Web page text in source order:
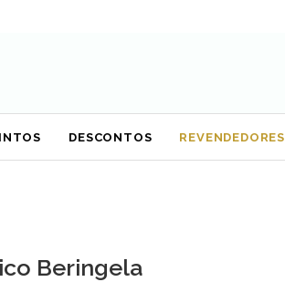
DESCONTOS REVENDEDORES
Beringela